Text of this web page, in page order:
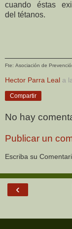
cuando éstas
del tétanos.
Fte: Asociación de
Hector Parra Leal a
Compartir
No hay
Publicar un
Escriba su
‹